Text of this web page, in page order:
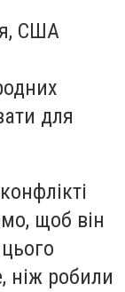
США
для
щоб він
ніж робили